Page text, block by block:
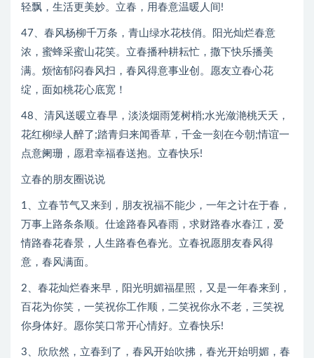
轻飘，生活更美妙。立春，用春意温暖人间!
47、春风杨柳千万条，青山绿水花枝俏。阳光灿烂春意
浓，蜜蜂采蜜山花笑。立春播种耕耘忙，撒下快乐播美
满。烦恼郁闷春风扫，春风得意事业创。愿友立春心花
绽，面如桃花心底宽！
48、清风送暖立春早，淡淡烟雨笼树梢;水光潋滟桃夭夭，
花红柳绿人醉了;踏青归来闻香草，千金一刻在今朝;情谊一
点意阑珊，愿君幸福春送抱。立春快乐!
立春的朋友圈说说
1、立春节气又来到，朋友祝福不能少，一年之计在于春，
万事上路条条顺。仕途路春风春雨，求财路春水春江，爱
情路春花春景，人生路春色春光。立春祝愿朋友春风得
意，春风满面。
2、春花灿烂春来早，阳光明媚福星照，又是一年春来到，
百花为你笑，一笑祝你工作顺，二笑祝你永不老，三笑祝
你身体好。愿你笑口常开心情好。立春快乐!
3、欣欣然，立春到了，春风开始吹拂，春光开始明媚，春